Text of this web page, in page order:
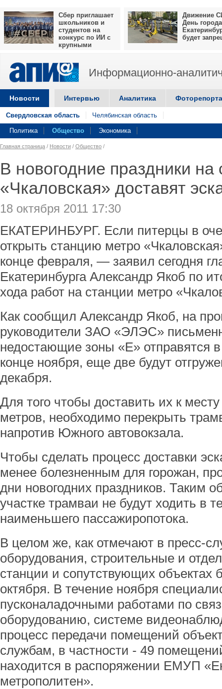
Сбер приглашает
школьников и
студентов на
конкурс по ИИ с
крупными
Движение
День города
будет
Информационно-
Новости Интервью Аналитика
Свердловская область Челябинская область
Политика Общество Экономика
Главная страница / Новости / Общество /
В новогодние праздники
«Чкаловская» доставят
18 октября 2011 17:30
ЕКАТЕРИНБУРГ. Если питерцы в
открыть станцию метро
конце февраля, — заявил сегодня
Екатеринбурга Александр Якоб по
хода работ на станции метро
Как сообщил Александр Якоб, на
руководители ЗАО «ЭЛЭС»
недостающие зоны «Е» отправятся
конце ноября, еще две будут
декабря.
Для того чтобы доставить их к
метров, необходимо перекрыть
напротив Южного автовокзала.
Чтобы сделать процесс доставки
менее болезненным для горожан,
дни новогодних праздников. Таким
участке трамваи не будут ходить в
наименьшего пассажиропотока.
В целом же, как отмечают в пресс-
оборудования, строительные и
станции и сопутствующих объектах
октября. В течение ноября
пусконаладочными работами по
оборудованию, системе
процесс передачи помещений
службам, в частности - 49
находится в распоряжении ЕМУП
метрополитен».